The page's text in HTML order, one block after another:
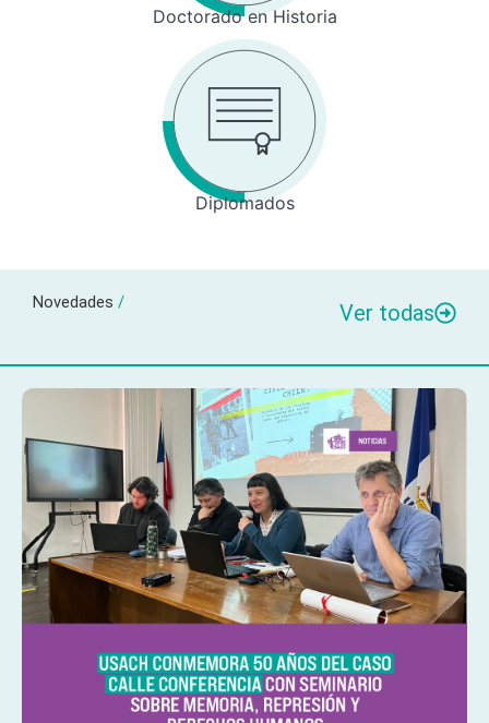
Doctorado en Historia
Diplomados
Novedades / Ver todas